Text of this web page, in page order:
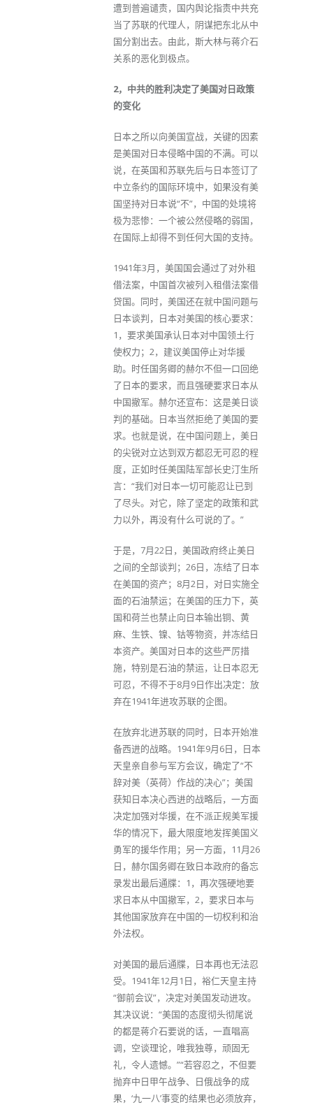
遭到普遍谴责，国内舆论指责中共充
当了苏联的代理人，阴谋把东北从中
国分割出去。由此，斯大林与蒋介石
关系的恶化到极点。
2，中共的胜利决定了美国对日政策
的变化
日本之所以向美国宣战，关键的因素
是美国对日本侵略中国的不满。可以
说，在英国和苏联先后与日本签订了
中立条约的国际环境中，如果没有美
国坚持对日本说“不”，中国的处境将
极为悲惨：一个被公然侵略的弱国，
在国际上却得不到任何大国的支持。
1941年3月，美国国会通过了对外租
借法案，中国首次被列入租借法案借
贷国。同时，美国还在就中国问题与
日本谈判，日本对美国的核心要求：
1，要求美国承认日本对中国领土行
使权力；2，建议美国停止对华援
助。时任国务卿的赫尔不但一口回绝
了日本的要求，而且强硬要求日本从
中国撤军。赫尔还宣布：这是美日谈
判的基础。日本当然拒绝了美国的要
求。也就是说，在中国问题上，美日
的尖锐对立达到双方都忍无可忍的程
度，正如时任美国陆军部长史汀生所
言：“我们对日本一切可能忍让已到
了尽头。对它，除了坚定的政策和武
力以外，再没有什么可说的了。”
于是，7月22日，美国政府终止美日
之间的全部谈判；26日，冻结了日本
在美国的资产；8月2日，对日实施全
面的石油禁运；在美国的压力下，英
国和荷兰也禁止向日本输出铜、黄
麻、生铁、镍、钴等物资，并冻结日
本资产。美国对日本的这些严厉措
施，特别是石油的禁运，让日本忍无
可忍，不得不于8月9日作出决定：放
弃在1941年进攻苏联的企图。
在放弃北进苏联的同时，日本开始准
备西进的战略。1941年9月6日，日本
天皇亲自参与军方会议，确定了“不
辞对美（英荷）作战的决心”；美国
获知日本决心西进的战略后，一方面
决定加强对华援，在不派正规美军援
华的情况下，最大限度地发挥美国义
勇军的援华作用；另一方面，11月26
日，赫尔国务卿在致日本政府的备忘
录发出最后通牒：1，再次强硬地要
求日本从中国撤军，2，要求日本与
其他国家放弃在中国的一切权利和治
外法权。
对美国的最后通牒，日本再也无法忍
受。1941年12月1日，裕仁天皇主持
“御前会议”，决定对美国发动进攻。
其决议说：“美国的态度彻头彻尾说
的都是蒋介石要说的话，一直唱高
调，空谈理论，唯我独尊，顽固无
礼，令人遗憾。”“若容忍之，不但要
抛弃中日甲午战争、日俄战争的成
果，‘九一八’事变的结果也必须放弃，